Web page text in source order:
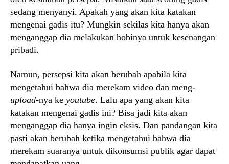
sedang menyanyi. Apakah yang akan kita katakan
mengenai gadis itu? Mungkin sekilas kita hanya akan
menganggap dia melakukan hobinya untuk kesenangan
pribadi.
Namun, persepsi kita akan berubah apabila kita
mengetahui bahwa dia merekam video dan meng-
upload-nya ke youtube. Lalu apa yang akan kita
katakan mengenai gadis ini? Bisa jadi kita akan
menganggap dia hanya ingin eksis. Dan pandangan kita
pasti akan berubah ketika mengetahui bahwa dia
merekam suaranya untuk dikonsumsi publik agar dapat